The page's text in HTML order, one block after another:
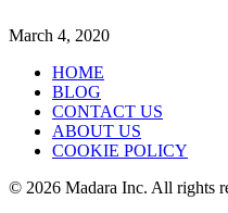
March 4, 2020
HOME
BLOG
CONTACT US
ABOUT US
COOKIE POLICY
© 2026 Madara Inc. All rights